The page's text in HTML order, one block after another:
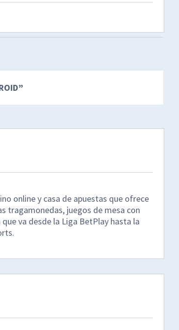
”
online y casa de apuestas que ofrece
tragamonedas, juegos de mesa con
va desde la Liga BetPlay hasta la